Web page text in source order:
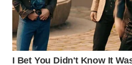
JATIM
WN
BALI